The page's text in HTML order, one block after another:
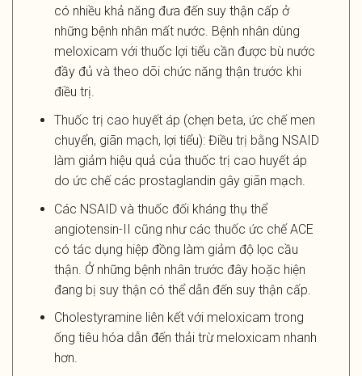
có nhiều khả năng đưa đến suy thận cấp ở
những bệnh nhân mất nước. Bệnh nhân dùng
meloxicam với thuốc lợi tiểu cần được bù nước
đầy đủ và theo dõi chức năng thận trước khi
điều trị.
Thuốc trị cao huyết áp (chẹn beta, ức chế men
chuyển, giãn mạch, lợi tiểu): Điều trị bằng NSAID
làm giảm hiệu quả của thuốc trị cao huyết áp
do ức chế các prostaglandin gây giãn mạch.
Các NSAID và thuốc đối kháng thụ thể
angiotensin-II cũng như các thuốc ức chế ACE
có tác dụng hiệp đồng làm giảm độ lọc cầu
thận. Ở những bệnh nhân trước đây hoặc hiện
đang bị suy thận có thể dẫn đến suy thận cấp.
Cholestyramine liên kết với meloxicam trong
ống tiêu hóa dẫn đến thải trừ meloxicam nhanh
hơn.